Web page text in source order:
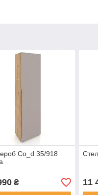
Co_d 35/918
₴ 11